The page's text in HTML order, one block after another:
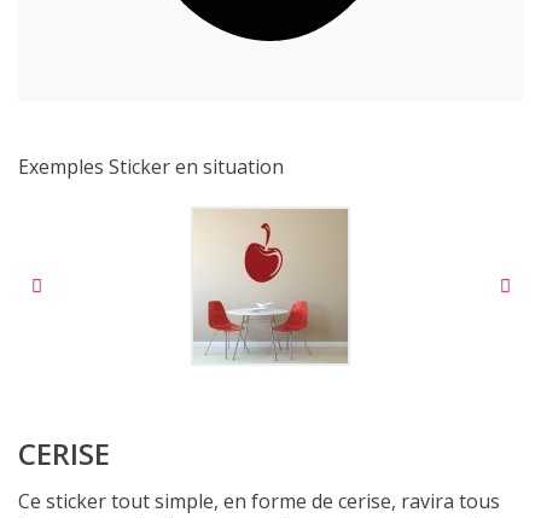
Exemples Sticker en situation
CERISE
Ce sticker tout simple, en forme de cerise, ravira tous